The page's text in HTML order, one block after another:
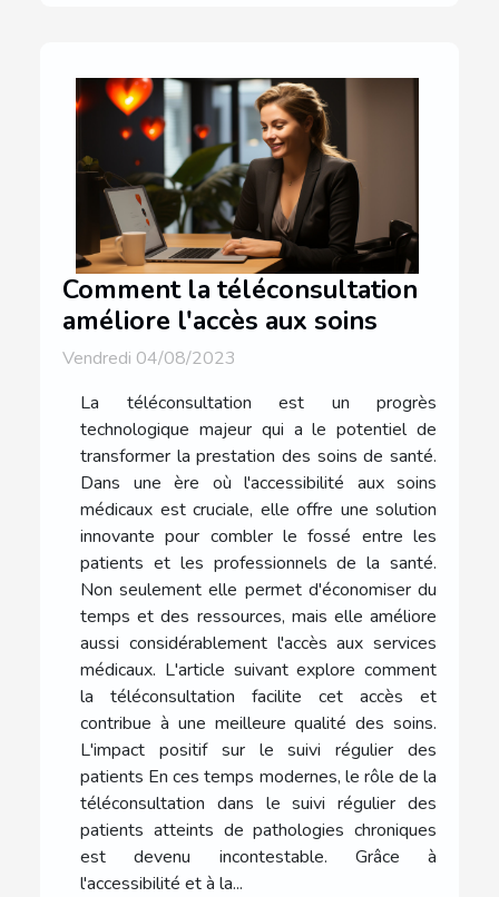
Comment la téléconsultation
améliore l'accès aux soins
Vendredi 04/08/2023
La téléconsultation est un progrès
technologique majeur qui a le potentiel de
transformer la prestation des soins de santé.
Dans une ère où l'accessibilité aux soins
médicaux est cruciale, elle offre une solution
innovante pour combler le fossé entre les
patients et les professionnels de la santé.
Non seulement elle permet d'économiser du
temps et des ressources, mais elle améliore
aussi considérablement l'accès aux services
médicaux. L'article suivant explore comment
la téléconsultation facilite cet accès et
contribue à une meilleure qualité des soins.
L'impact positif sur le suivi régulier des
patients En ces temps modernes, le rôle de la
téléconsultation dans le suivi régulier des
patients atteints de pathologies chroniques
est devenu incontestable. Grâce à
l'accessibilité et à la...